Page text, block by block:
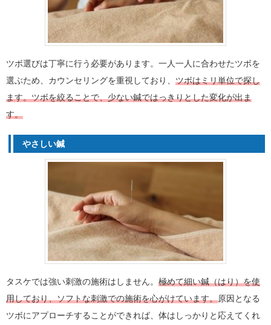
ツボ選びは丁寧に行う必要があります。一人一人に合わせたツボを
選ぶため、カウンセリングを重視しており、 ツボはミリ単位で探し
ます。ツボを絞ることで、少ない鍼ではっきりとした変化が出ま
す。
やさしい鍼
タスケでは強い刺激の施術はしません。 極めて細い鍼（はり）を使
用しており、ソフトな刺激での施術を心がけています。原因となる
ツボにアプローチすることができれば、体はしっかりと応えてくれ